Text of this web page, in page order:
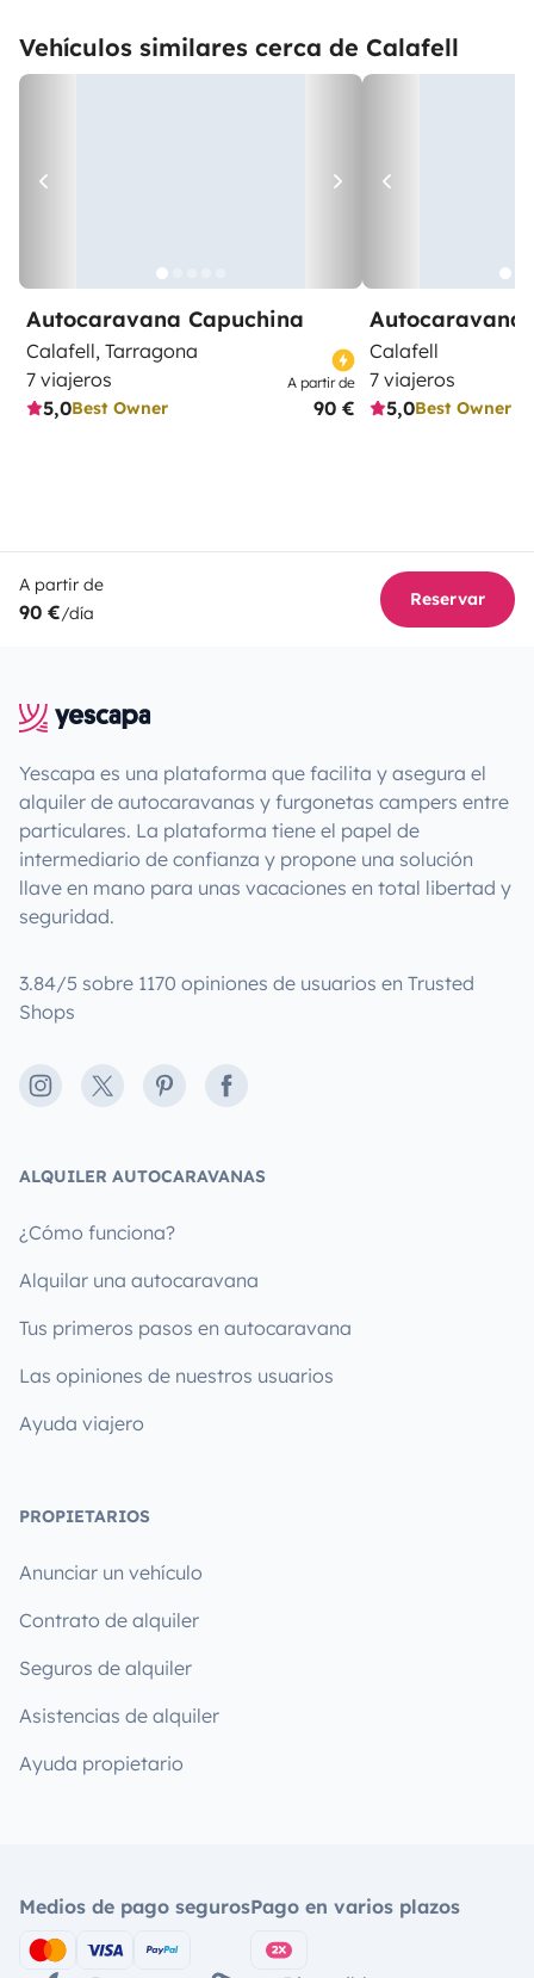
Vehículos similares cerca de Calafell
Autocaravana Capuchina
Calafell, Tarragona
7 viajeros
5,0Best Owner
A partir de
90 €
Autocaravana
Calafell
7 viajeros
5,0Best Owner
A partir de
90 €/día
Reservar
Yescapa es una plataforma que facilita y asegura el
alquiler de autocaravanas y furgonetas campers entre
particulares. La plataforma tiene el papel de
intermediario de confianza y propone una solución
llave en mano para unas vacaciones en total libertad y
seguridad.
3.84/5 sobre 1170 opiniones de usuarios en Trusted
Shops
Instagram
X PinterestFacebook
ALQUILER AUTOCARAVANAS
¿Cómo funciona?
Alquilar una autocaravana
Tus primeros pasos en autocaravana
Las opiniones de nuestros usuarios
Ayuda viajero
PROPIETARIOS
Anunciar un vehículo
Contrato de alquiler
Seguros de alquiler
Asistencias de alquiler
Ayuda propietario
Medios de pago segurosPago en varios plazos